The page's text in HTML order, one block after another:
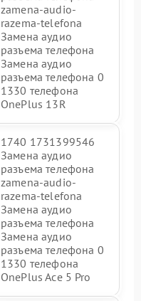
zamena-audio-
razema-telefona
Замена аудио
разъема телефона
Замена аудио
разъема телефона 0
1330 телефона
OnePlus 13R
1740 1731399546
Замена аудио
разъема телефона
zamena-audio-
razema-telefona
Замена аудио
разъема телефона
Замена аудио
разъема телефона 0
1330 телефона
OnePlus Ace 5 Pro